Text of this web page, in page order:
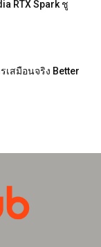
RTX Spark ชู
เสมือนจริง Better